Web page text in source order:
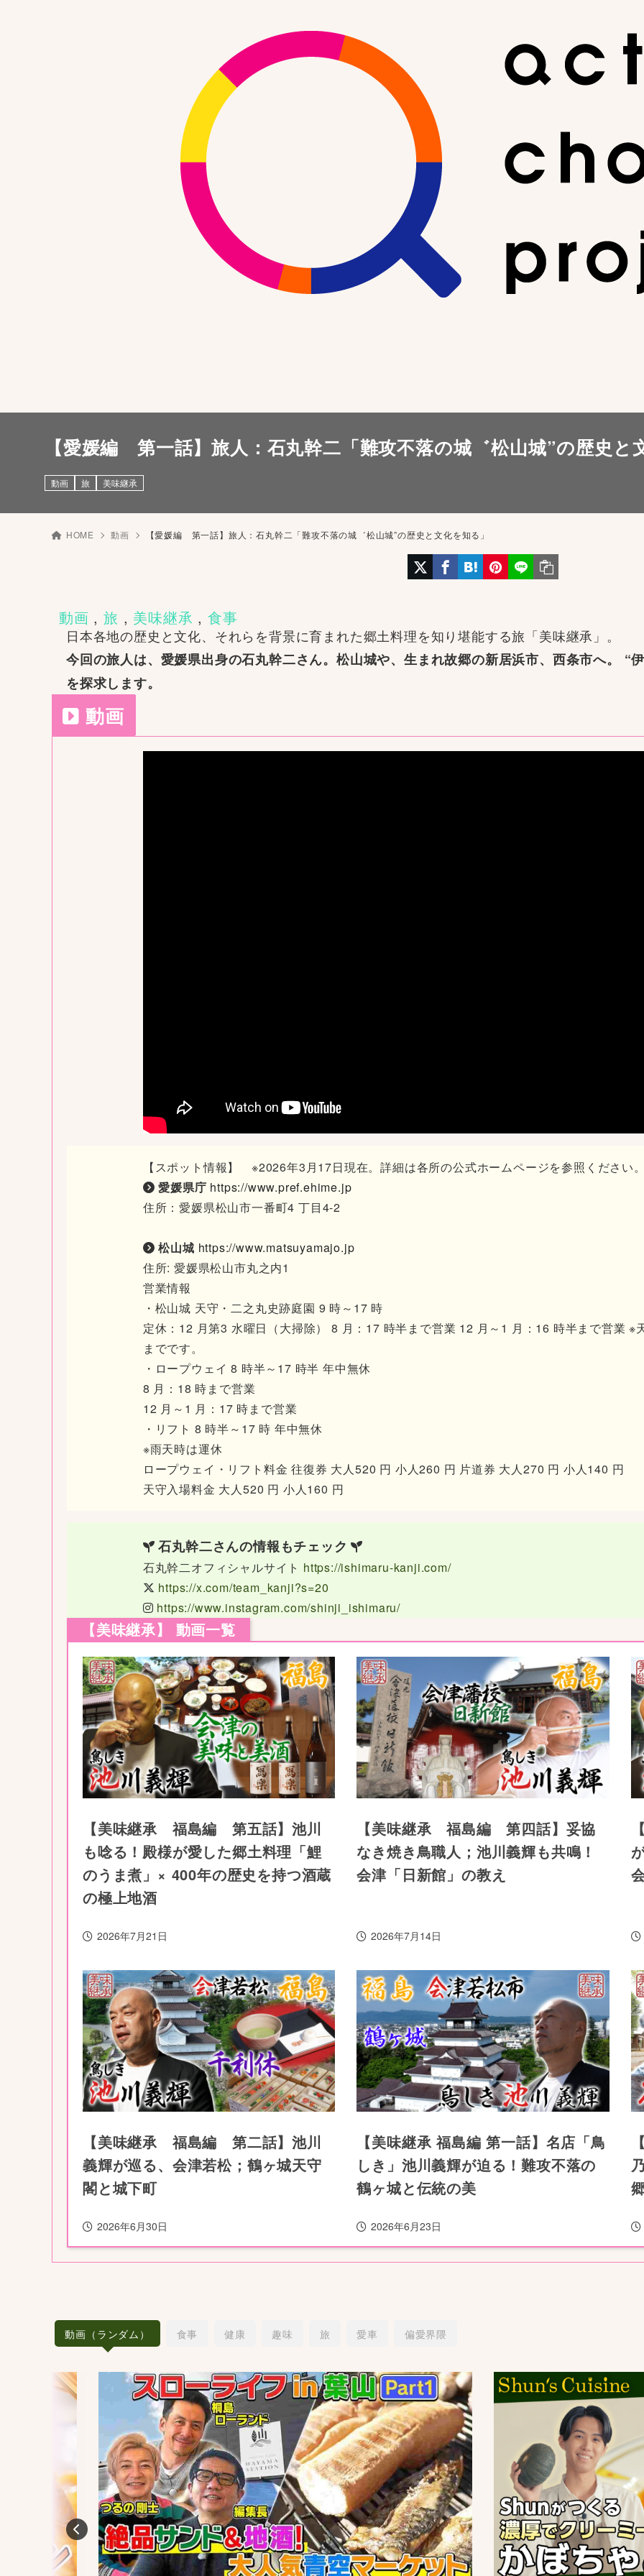
【愛媛編 第一話】旅人：石丸幹二「難攻不落の城゛松山城”の歴史と
動画 旅 美味継承
HOME 動画 【愛媛編 第一話】旅人：石丸幹二「難攻不落の城゛松山城”の歴史と文化を知る」
動画 , 旅 , 美味継承 , 食事
日本各地の歴史と文化、それらを背景に育まれた郷土料理を知り堪能する旅「美味継承」。
今回の旅人は、愛媛県出身の石丸幹二さん。松山城や、生まれ故郷の新居浜市、西条市へ。 “
を探求します。
動画
【スポット情報】 ※2026年3月17日現在。詳細は各所の公式ホームページを参照ください
愛媛県庁 https://www.pref.ehime.jp
住所：愛媛県松山市一番町4 丁目4-2
松山城 https://www.matsuyamajo.jp
住所: 愛媛県松山市丸之内1
営業情報
・松山城 天守・二之丸史跡庭園 9 時～17 時
定休：12 月第3 水曜日（大掃除） 8 月：17 時半まで営業 12 月～1 月：16 時半まで営業 ※
までです。
・ロープウェイ 8 時半～17 時半 年中無休
8 月：18 時まで営業
12 月～1 月：17 時まで営業
・リフト 8 時半～17 時 年中無休
※雨天時は運休
ロープウェイ・リフト料金 往復券 大人520 円 小人260 円 片道券 大人270 円 小人140 円
天守入場料金 大人520 円 小人160 円
石丸幹二さんの情報もチェック
石丸幹二オフィシャルサイト https://ishimaru-kanji.com/
https://x.com/team_kanji?s=20
https://www.instagram.com/shinji_ishimaru/
【美味継承】 動画一覧
【美味継承 福島編 第五話】池川
も唸る！殿様が愛した郷土料理「鯉
のうま煮」× 400年の歴史を持つ酒蔵
の極上地酒
2026年7月21日
【美味継承 福島編 第四話】妥協
なき焼き鳥職人；池川義輝も共鳴！
会津「日新館」の教え
2026年7月14日
【美味継承 福島編 第二話】池川
義輝が巡る、会津若松；鶴ヶ城天守
閣と城下町
2026年6月30日
【美味継承 福島編 第一話】名店「鳥
しき」池川義輝が迫る！難攻不落の
鶴ヶ城と伝統の美
2026年6月23日
動画（ランダム） 食事 健康 趣味 旅 愛車 偏愛界隈
Previous